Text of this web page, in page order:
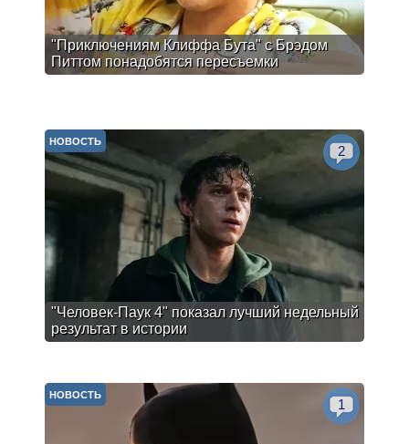
"Приключениям Клиффа Бута" с Брэдом
Питтом понадобятся пересъемки
"Человек-Паук 4" показал лучший недельный
результат в истории
НОВОСТЬ
2
НОВОСТЬ
1